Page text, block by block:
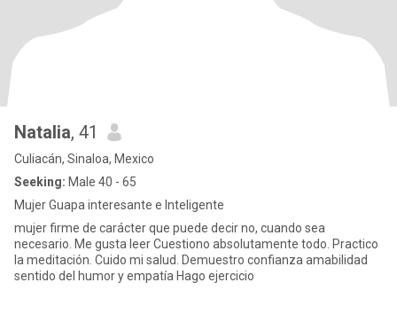
Natalia, 41
Culiacán, Sinaloa, Mexico
Seeking: Male 40 - 65
Mujer Guapa interesante e Inteligente
mujer firme de carácter que puede decir no, cuando sea
necesario. Me gusta leer Cuestiono absolutamente todo. Practico
la meditación. Cuido mi salud. Demuestro confianza amabilidad
sentido del humor y empatía Hago ejercicio